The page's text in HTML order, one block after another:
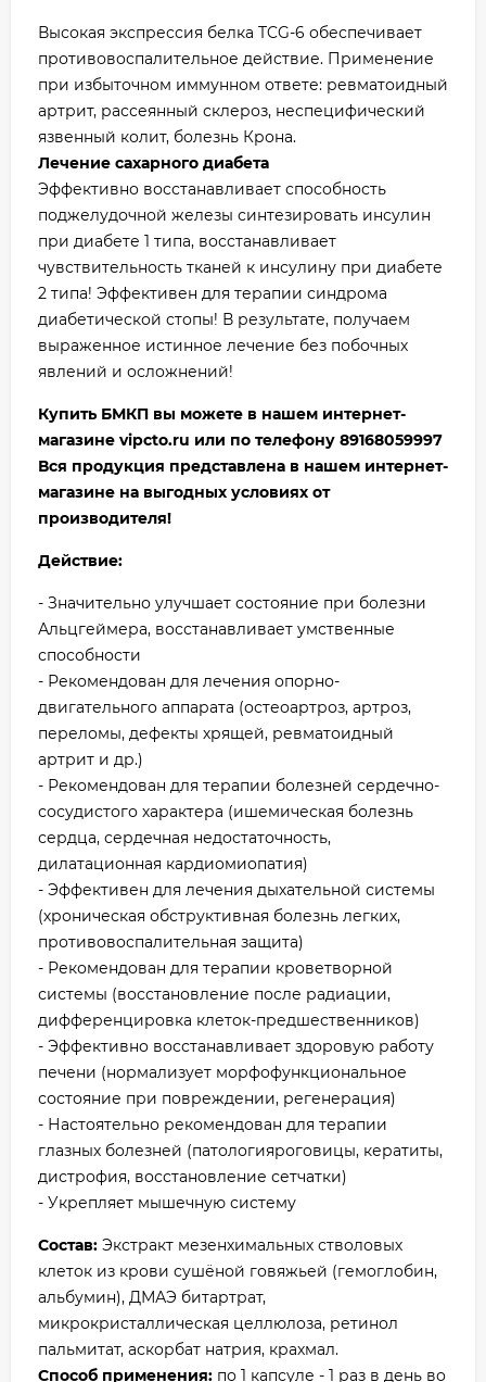
Высокая экспрессия белка TCG-6 обеспечивает
противовоспалительное действие. Применение
при избыточном иммунном ответе: ревматоидный
артрит, рассеянный склероз, неспецифический
язвенный колит, болезнь Крона.
Лечение сахарного диабета
Эффективно восстанавливает способность
поджелудочной железы синтезировать инсулин
при диабете 1 типа, восстанавливает
чувствительность тканей к инсулину при диабете
2 типа! Эффективен для терапии синдрома
диабетической стопы! В результате, получаем
выраженное истинное лечение без побочных
явлений и осложнений!
Купить БМКП вы можете в нашем интернет-
магазине vipcto.ru или по телефону 89168059997
Вся продукция представлена в нашем интернет-
магазине на выгодных условиях от
производителя!
Действие:
- Значительно улучшает состояние при болезни
Альцгеймера, восстанавливает умственные
способности
- Рекомендован для лечения опорно-
двигательного аппарата (остеоартроз, артроз,
переломы, дефекты хрящей, ревматоидный
артрит и др.)
- Рекомендован для терапии болезней сердечно-
сосудистого характера (ишемическая болезнь
сердца, сердечная недостаточность,
дилатационная кардиомиопатия)
- Эффективен для лечения дыхательной системы
(хроническая обструктивная болезнь легких,
противовоспалительная защита)
- Рекомендован для терапии кроветворной
системы (восстановление после радиации,
дифференцировка клеток-предшественников)
- Эффективно восстанавливает здоровую работу
печени (нормализует морфофункциональное
состояние при повреждении, регенерация)
- Настоятельно рекомендован для терапии
глазных болезней (патологияроговицы, кератиты,
дистрофия, восстановление сетчатки)
- Укрепляет мышечную систему
Состав: Экстракт мезенхимальных стволовых
клеток из крови сушёной говяжьей (гемоглобин,
альбумин), ДМАЭ битартрат,
микрокристаллическая целлюлоза, ретинол
пальмитат, аскорбат натрия, крахмал.
Способ применения: по 1 капсуле - 1 раз в день во